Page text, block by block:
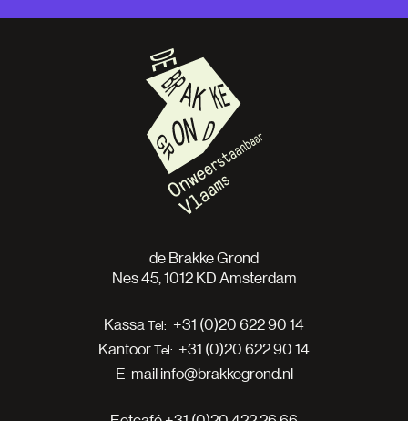
de Brakke Grond
Nes 45, 1012 KD Amsterdam
Kassa
+31 (0)20 622 90 14
Kantoor
+31 (0)20 622 90 14
E-mailinfo@brakkegrond.nl